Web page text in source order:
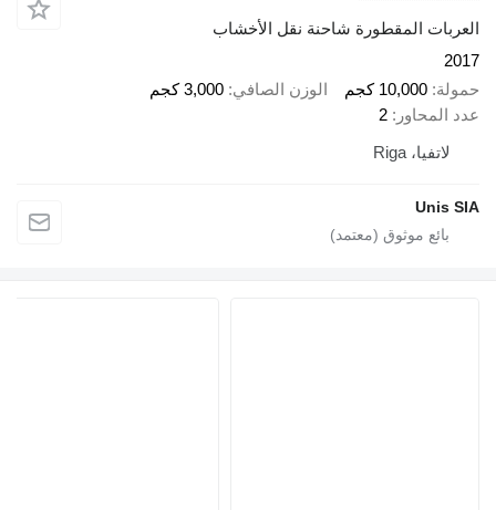
العربات المقطورة شاحنة نقل الأخشاب
2017
حمولة 10,000 كجم الوزن الصافي 3,000 كجم
عدد المحاور
2
لاتفيا، Riga
Unis SIA